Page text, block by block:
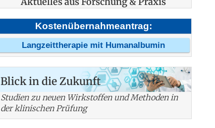
Kostenübernahmeantrag:
Langzeittherapie mit Humanalbumin
Blick in die Zukunft
Studien zu neuen Wirkstoffen und Methoden in
der klinischen Prüfung